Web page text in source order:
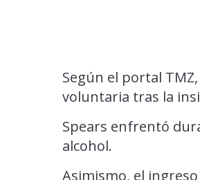
Según el portal
voluntaria tras la
Spears enfrentó
alcohol.
Asimismo, el